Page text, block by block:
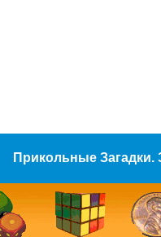
Прикольные Загадки.